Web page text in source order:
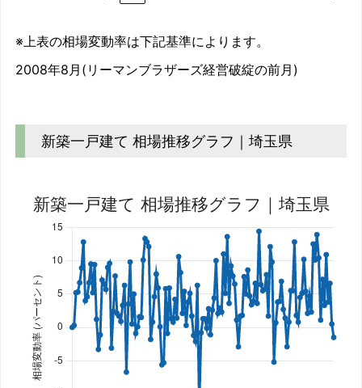
※上表の相場変動率は下記基準によります。
2008年8月(リーマンブラザーズ経営破綻の前月)
新築一戸建て 相場推移グラフ｜埼玉県